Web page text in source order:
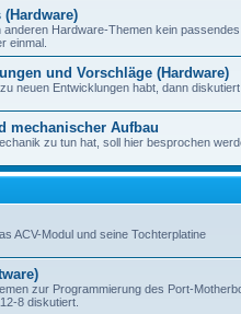
anderen Hardware-Themen kein
einmal.
und Vorschläge (Hardware)
neuen Entwicklungen habt, dann diskutiert
mechanischer Aufbau
zu tun hat, soll hier besprochen
ACV-Modul und seine Tochterplatine
zur Programmierung des Port-
8 diskutiert.